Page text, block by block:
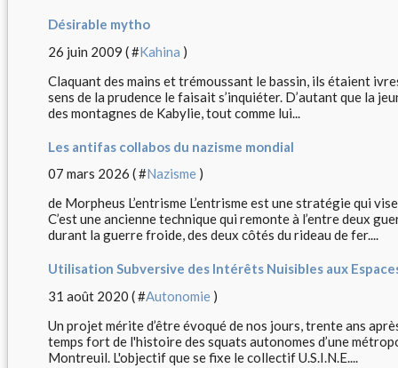
Désirable mytho
26 juin 2009 ( #Kahina )
Claquant des mains et trémoussant le bassin, ils étaient
sens de la prudence le faisait s’inquiéter. D’autant que la
des montagnes de Kabylie, tout comme lui...
Les antifas collabos du nazisme mondial
07 mars 2026 ( #Nazisme )
de Morpheus L’entrisme L’entrisme est une stratégie qui
C’est une ancienne technique qui remonte à l’entre deux
durant la guerre froide, des deux côtés du rideau de fer....
Utilisation Subversive des Intérêts Nuisibles aux
31 août 2020 ( #Autonomie )
Un projet mérite d’être évoqué de nos jours, trente ans
temps fort de l'histoire des squats autonomes d’une
Montreuil. L'objectif que se fixe le collectif U.S.I.N.E....